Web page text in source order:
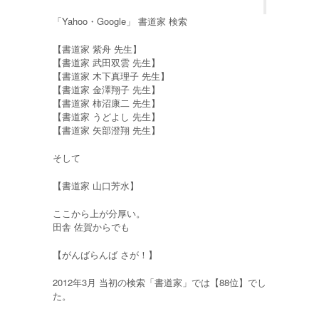
「Yahoo・Google」 書道家 検索
【書道家 紫舟 先生】
【書道家 武田双雲 先生】
【書道家 木下真理子 先生】
【書道家 金澤翔子 先生】
【書道家 柿沼康二 先生】
【書道家 うどよし 先生】
【書道家 矢部澄翔 先生】
そして
【書道家 山口芳水】
ここから上が分厚い。
田舎 佐賀からでも
【がんばらんば さが！】
2012年3月 当初の検索「書道家」では【88位】でし
た。